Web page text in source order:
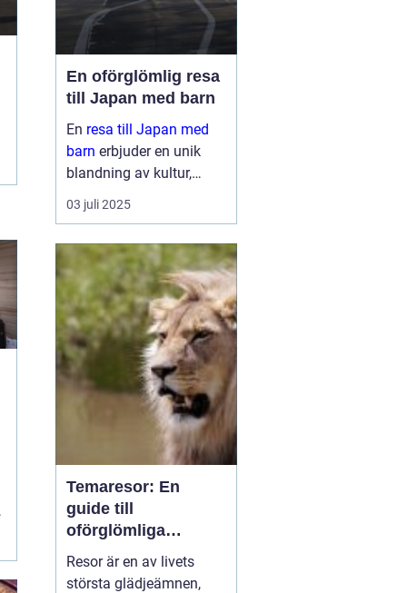
En oförglömlig resa
till Japan med barn
En resa till Japan med
barn erbjuder en unik
blandning av kultur,
historia och naturliga
skönheter. Landet är
renlighet oc...
03 juli 2025
Temaresor: En
guide till
oförglömliga
upplevelser
Resor är en av livets
största glädjeämnen,